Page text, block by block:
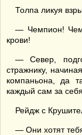
Толпа ликуя
— Чемпион!
крови!
— Север,
стражнику,
компаньона, да
каждый сам за
Рейдж с
— Они хотят